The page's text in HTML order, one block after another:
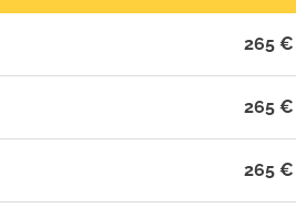
265 €
265 €
265 €